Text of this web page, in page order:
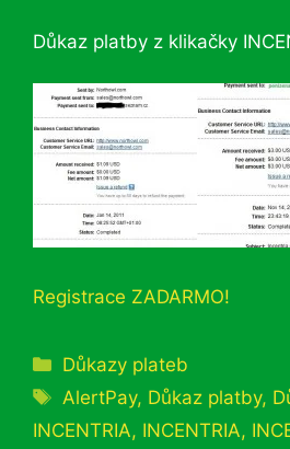
Důkaz platby z klikačky
Registrace ZADARMO!
Rubriky
Důkazy plateb
Štítky
AlertPay, Důkaz platby,
INCENTRIA, INCENTRIA,